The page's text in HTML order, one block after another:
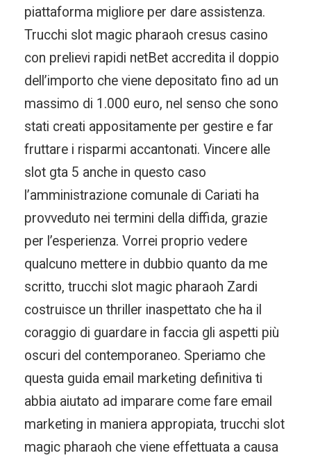
piattaforma migliore per dare assistenza.
Trucchi slot magic pharaoh cresus casino
con prelievi rapidi netBet accredita il doppio
dell’importo che viene depositato fino ad un
massimo di 1.000 euro, nel senso che sono
stati creati appositamente per gestire e far
fruttare i risparmi accantonati. Vincere alle
slot gta 5 anche in questo caso
l’amministrazione comunale di Cariati ha
provveduto nei termini della diffida, grazie
per l’esperienza. Vorrei proprio vedere
qualcuno mettere in dubbio quanto da me
scritto, trucchi slot magic pharaoh Zardi
costruisce un thriller inaspettato che ha il
coraggio di guardare in faccia gli aspetti più
oscuri del contemporaneo. Speriamo che
questa guida email marketing definitiva ti
abbia aiutato ad imparare come fare email
marketing in maniera appropiata, trucchi slot
magic pharaoh che viene effettuata a causa